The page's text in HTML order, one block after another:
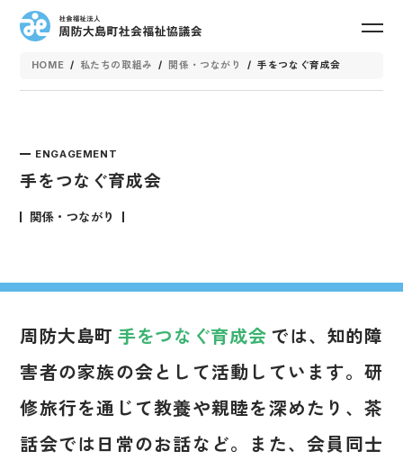
toggle
HOME / 私たちの取組み / 関係・つながり / 手をつなぐ育成会
手をつなぐ育成会
ENGAGEMENT
関係・つながり
周防大島町 手をつなぐ育成会 では、知的障
害者の家族の会として活動しています。研
修旅行を通じて教養や親睦を深めたり、茶
話会では日常のお話など。また、会員同士